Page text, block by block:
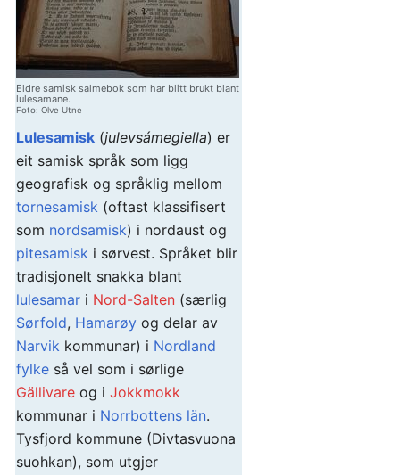
Eldre samisk salmebok som har blitt brukt blant
lulesamane.
Foto: Olve Utne
Lulesamisk (julevsámegiella) er
eit samisk språk som ligg
geografisk og språklig mellom
tornesamisk (oftast klassifisert
som nordsamisk) i nordaust og
pitesamisk i sørvest. Språket blir
tradisjonelt snakka blant
lulesamar i Nord-Salten (særlig
Sørfold, Hamarøy og delar av
Narvik kommunar) i Nordland
fylke så vel som i sørlige
Gällivare og i Jokkmokk
kommunar i Norrbottens län.
Tysfjord kommune (Divtasvuona
suohkan), som utgjer